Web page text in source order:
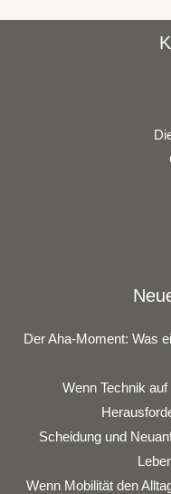
Der Aha-Moment: Was
Wenn Technik
Scheidung und
Wenn Mobilität den